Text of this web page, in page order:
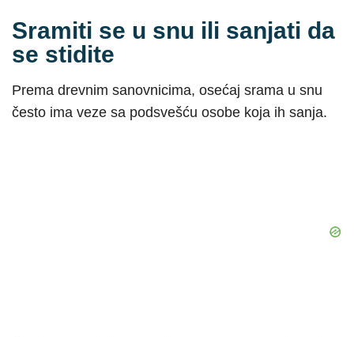
Sramiti se u snu ili sanjati da
se stidite
Prema drevnim sanovnicima, osećaj srama u snu
često ima veze sa podsvešću osobe koja ih sanja.